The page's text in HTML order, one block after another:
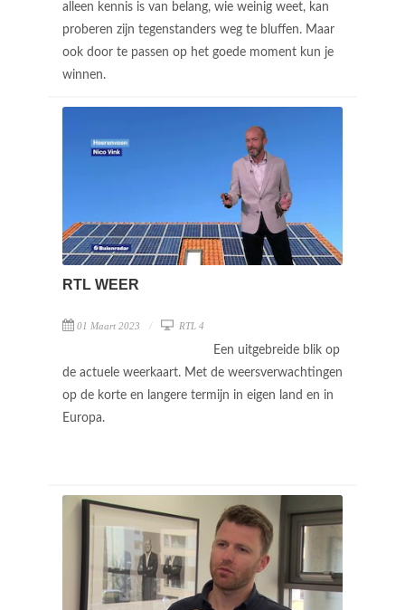
alleen kennis is van belang, wie weinig weet, kan
proberen zijn tegenstanders weg te bluffen. Maar
ook door te passen op het goede moment kun je
winnen.
RTL WEER
01 Maart 2023 RTL 4
Een uitgebreide blik op
de actuele weerkaart. Met de weersverwachtingen
op de korte en langere termijn in eigen land en in
Europa.